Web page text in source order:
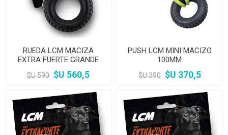
RUEDA LCM MACIZA
EXTRA FUERTE GRANDE
150MM
$U 590 $U 560,5
PUSH LCM MINI MACIZO
100MM
$U 390 $U 370,5